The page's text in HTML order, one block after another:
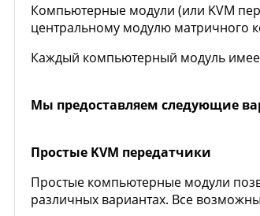
Компьютерные модули (или KVM
центральному модулю матричного
Каждый компьютерный модуль
Мы предоставляем следующие
Простые KVM передатчики
Простые компьютерные модули
различных вариантах. Все